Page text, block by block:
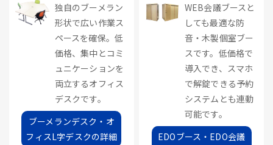
独自のブーメラン
形状で広い作業ス
ペースを確保。低
価格、集中とコミ
ュニケーションを
両立するオフィス
デスクです。
ブーメランデスク・オ
フィスL字デスクの詳細
WEB会議ブースと
しても最適な防
音・木製個室ブー
スです。低価格で
導入でき、スマホ
で解錠できる予約
システムとも連動
可能です。
EDOブース・EDO会議